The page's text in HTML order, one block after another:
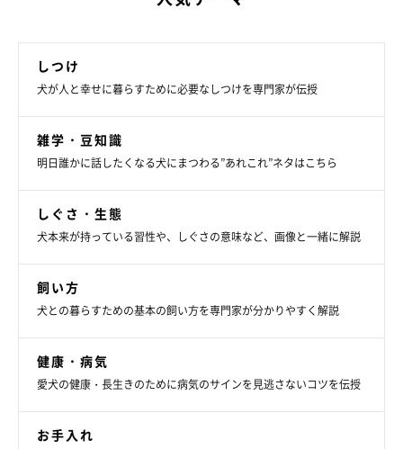
ツイッター
インスタグラム
大吉(2011年8月17日生まれ・オス)
のように妙に大人びた性格。雷と花火と暴走族が苦手。せっかく
千葉県の施設から保護団体を経て穴澤家へ。捕獲されたときのト
ラウマから当初は人間を怖がり逃げまどっていたが、約２カ月ほ
いので、家では「動けるデブ」と呼ばれている。
しつけ
犬が人と幸せに暮らすために必要なしつけを専門家が伝授
雑学・豆知識
明日誰かに話したくなる犬にまつわる”あれこれ”ネタはこちら
しぐさ・生態
犬本来が持っている習性や、しぐさの意味など、画像と一緒に解説
飼い方
犬との暮らすための基本の飼い方を専門家が分かりやすく解説
健康・病気
愛犬の健康・長生きのために病気のサインを見逃さないコツを伝授
お手入れ